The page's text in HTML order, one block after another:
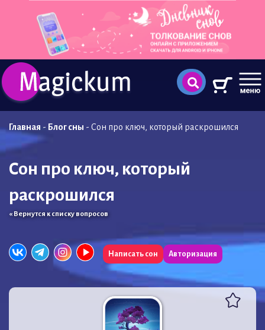
Главная - Блог сны - Сон про ключ, который раскрошился
Сон про ключ, который
раскрошился
« Вернутся к списку вопросов
Написать сон Авторизация